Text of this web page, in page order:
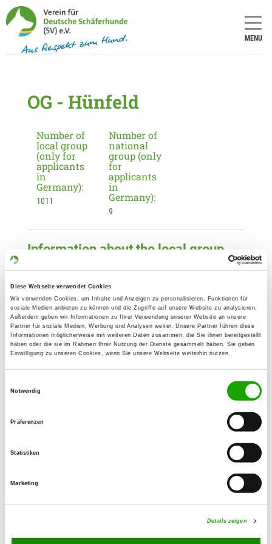
Diese Webseite verwendet Cookies
Wir verwenden Cookies, um Inhalte und Anzeigen zu personalisieren, Funktionen für
soziale Medien anbieten zu können und die Zugriffe auf unsere Website zu analysieren.
Außerdem geben wir Informationen zu Ihrer Verwendung unserer Website an unsere
Partner für soziale Medien, Werbung und Analysen weiter. Unsere Partner führen diese
Informationen möglicherweise mit weiteren Daten zusammen, die Sie ihnen bereitgestellt
haben oder die sie im Rahmen Ihrer Nutzung der Dienste gesammelt haben. Sie geben
Einwilligung zu unseren Cookies, wenn Sie unsere Webseite weiterhin nutzen.
Notwendig
Präferenzen
Statistiken
Marketing
Details zeigen
MENU
OG - Hünfeld
Number of
local group
(only for
applicants
in
Germany):
1011
Number of
national
group (only
for
applicants
in
Germany):
9
Information about the local group
Contact:
Lothar Ruppert
Eichenstr. 17
36166 Haunetal
Training ground:
Rommelsweg 6
L.ruppert@magenta.de
Homepage:
Faehrte, Unterordnung, Schutzdienst